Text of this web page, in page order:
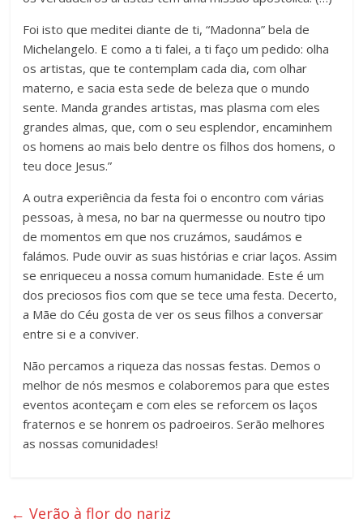
Foi isto que meditei diante de ti, “Madonna” bela de
Michelangelo. E como a ti falei, a ti faço um pedido: olha
os artistas, que te contemplam cada dia, com olhar
materno, e sacia esta sede de beleza que o mundo
sente. Manda grandes artistas, mas plasma com eles
grandes almas, que, com o seu esplendor, encaminhem
os homens ao mais belo dentre os filhos dos homens, o
teu doce Jesus.”
A outra experiência da festa foi o encontro com várias
pessoas, à mesa, no bar na quermesse ou noutro tipo
de momentos em que nos cruzámos, saudámos e
falámos. Pude ouvir as suas histórias e criar laços. Assim
se enriqueceu a nossa comum humanidade. Este é um
dos preciosos fios com que se tece uma festa. Decerto,
a Mãe do Céu gosta de ver os seus filhos a conversar
entre si e a conviver.
Não percamos a riqueza das nossas festas. Demos o
melhor de nós mesmos e colaboremos para que estes
eventos aconteçam e com eles se reforcem os laços
fraternos e se honrem os padroeiros. Serão melhores
as nossas comunidades!
← Verão à flor do nariz